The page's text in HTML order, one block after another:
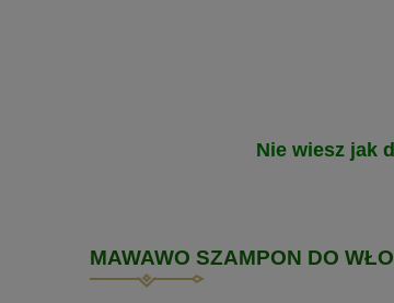
Nie wiesz jak
MAWAWO SZAMPON DO